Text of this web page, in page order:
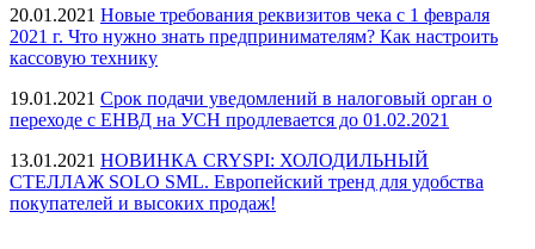
20.01.2021 Новые требования реквизитов чека с 1 февраля
2021 г. Что нужно знать предпринимателям? Как настроить
кассовую технику
19.01.2021 Срок подачи уведомлений в налоговый орган о
переходе с ЕНВД на УСН продлевается до 01.02.2021
13.01.2021 НОВИНКА CRYSPI: ХОЛОДИЛЬНЫЙ
СТЕЛЛАЖ SOLO SML. Европейский тренд для удобства
покупателей и высоких продаж!